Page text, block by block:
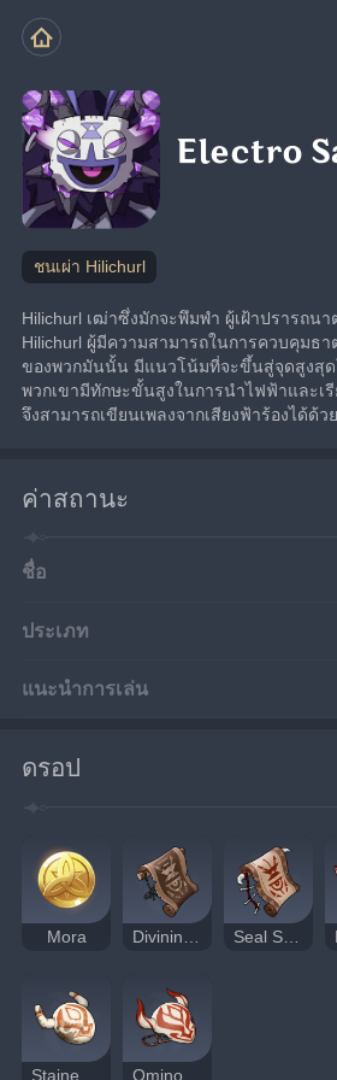
Electro
ชนเผ่า Hilichurl
Hilichurl เฒ่าซึ่งมักจะพึมพำ ผู้เฝ้าปรารถน
Hilichurl ผู้มีความสามารถในการควบคุมธ
ของพวกมันนั้น มีแนวโน้มที่จะขึ้นสู่จุดสูงสุด
พวกเขามีทักษะขั้นสูงในการนำไฟฟ้าและเ
จึงสามารถเขียนเพลงจากเสียงฟ้าร้องได้ด้วย
ค่าสถานะ
ชื่อ
ประเภท
แนะนำการเล่น
ดรอป
Mora Divining Scroll Seal Scroll